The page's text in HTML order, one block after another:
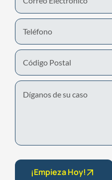
Phone
Number
Untitled
¡Empieza Hoy!